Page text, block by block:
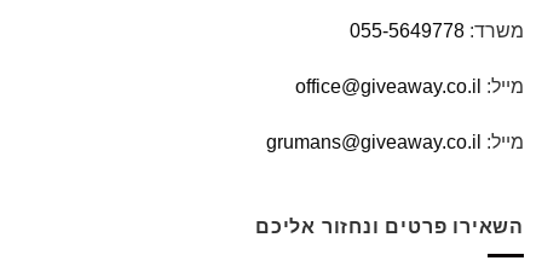
משרד: 055-5649778
מייל: office@giveaway.co.il
מייל: grumans@giveaway.co.il
השאירו פרטים ונחזור אליכם